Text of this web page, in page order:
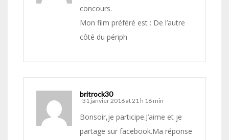
concours.
Mon film préféré est : De l’autre
côté du périph
britrock30
31 janvier 2016 at 21 h 18 min
Bonsoir,je participe.J’aime et je
partage sur facebook.Ma réponse